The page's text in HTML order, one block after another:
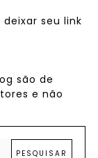
seu link
são de
e não